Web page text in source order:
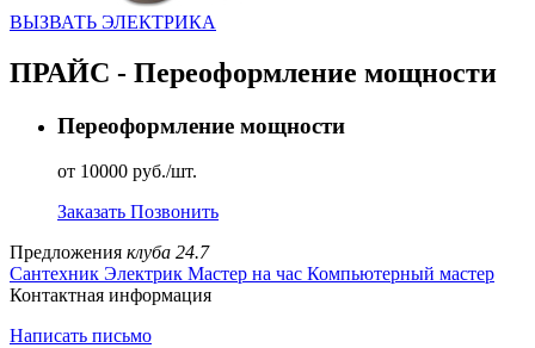
ВЫЗВАТЬ ЭЛЕКТРИКА
ПРАЙС - Переоформление мощности
Переоформление мощности
от 10000 руб./шт.
Заказать Позвонить
Предложения клуба 24.7
Сантехник Электрик Мастер на час Компьютерный мастер
Контактная информация
Написать письмо